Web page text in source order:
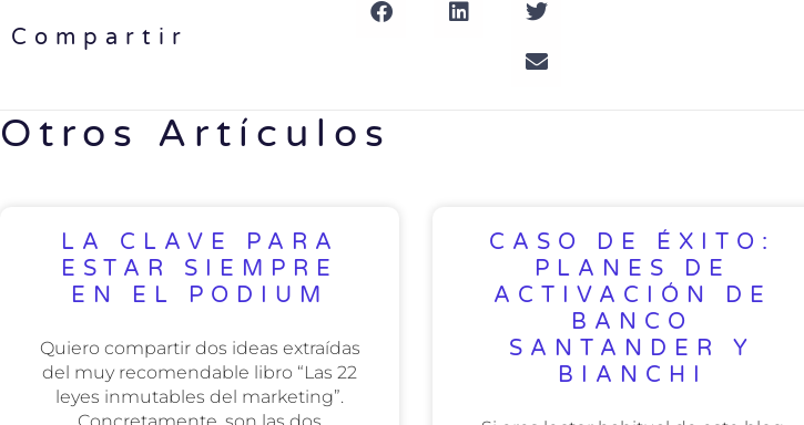
Compartir
Otros Artículos
LA CLAVE PARA
ESTAR SIEMPRE
EN EL PODIUM
Quiero compartir dos ideas extraídas
del muy recomendable libro “Las 22
leyes inmutables del marketing”.
CASO DE ÉXITO:
PLANES DE
ACTIVACIÓN DE
BANCO
SANTANDER Y
BIANCHI